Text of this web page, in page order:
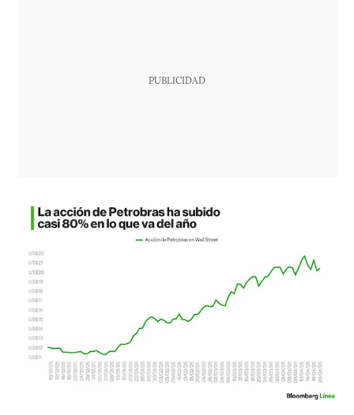
PUBLICIDAD